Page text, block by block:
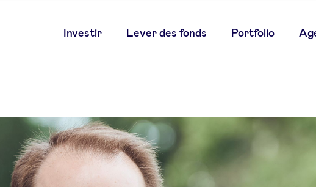
Main
Investir Lever des fonds Portfolio